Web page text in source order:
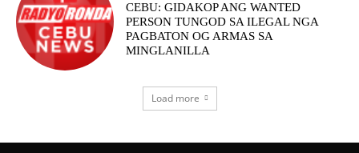
CEBU: GIDAKOP ANG WANTED
PERSON TUNGOD SA ILEGAL NGA
PAGBATON OG ARMAS SA
MINGLANILLA
Load more